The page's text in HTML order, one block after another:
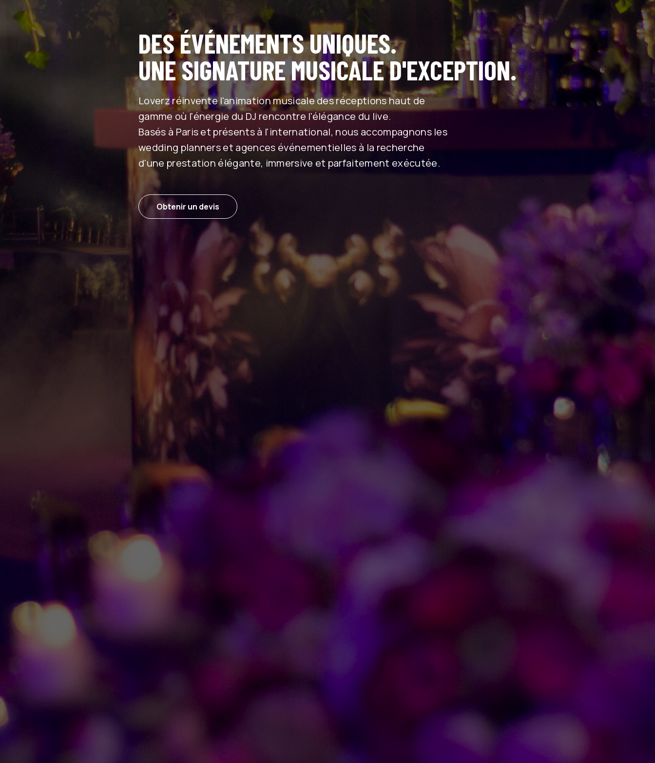
DES ÉVÉNEMENTS UNIQUES.
UNE SIGNATURE MUSICALE D'EXCEPTION.
Loverz réinvente l'animation musicale des réceptions haut de
gamme où l'énergie du DJ rencontre l'élégance du live.
Basés à Paris et présents à l'international, nous accompagnons les
wedding planners et agences événementielles à la recherche
d'une prestation élégante, immersive et parfaitement exécutée.
Obtenir un devis